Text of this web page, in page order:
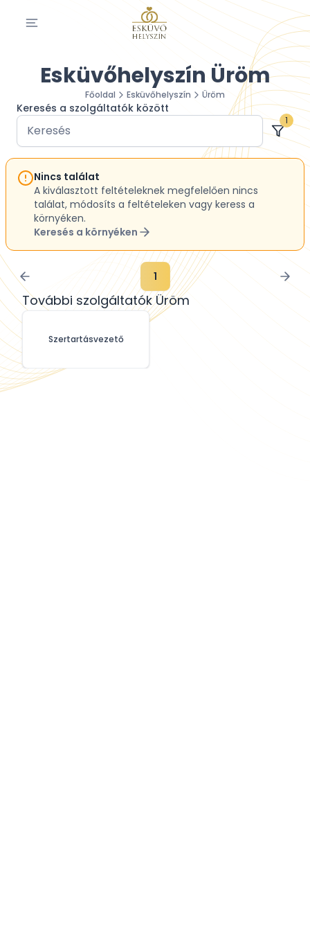
Esküvőhelyszín Üröm
Főoldal Esküvőhelyszín Üröm
Keresés a szolgáltatók között
1
Nincs találat
A kiválasztott feltételeknek megfelelően nincs
találat, módosíts a feltételeken vagy keress a
környéken.
Keresés a környéken
1
További szolgáltatók Üröm
Szertartásvezető